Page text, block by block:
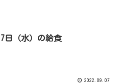
日（水）の給食
2022.09.07